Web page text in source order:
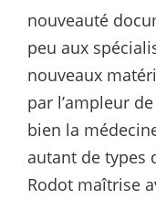
nouveauté
peu aux
nouveaux
par l’ampleur
bien la
autant de types
Rodot maîtrise